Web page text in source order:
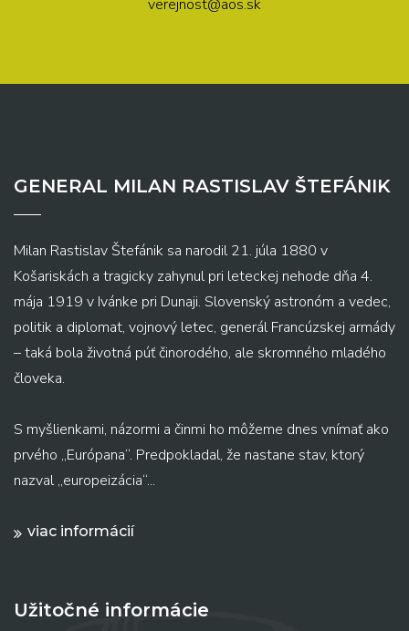
verejnost@aos.sk
GENERAL MILAN RASTISLAV ŠTEFÁNIK
Milan Rastislav Štefánik sa narodil 21. júla 1880 v
Košariskách a tragicky zahynul pri leteckej nehode dňa 4.
mája 1919 v Ivánke pri Dunaji. Slovenský astronóm a vedec,
politik a diplomat, vojnový letec, generál Francúzskej armády
– taká bola životná púť činorodého, ale skromného mladého
človeka.
S myšlienkami, názormi a činmi ho môžeme dnes vnímať ako
prvého „Európana“. Predpokladal, že nastane stav, ktorý
nazval „europeizácia“...
viac informácií
Užitočné informácie